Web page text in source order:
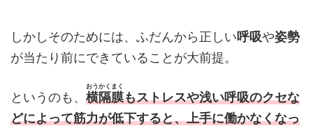
しかしそのためには、ふだんから正しい呼吸や姿勢
が当たり前にできていることが大前提。
というのも、 横隔膜
おうかくまく
もストレスや浅い呼吸のクセな
どによって筋力が低下すると、上手に働かなくなっ